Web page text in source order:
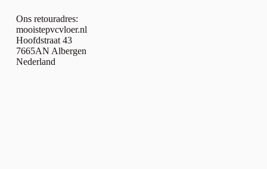
Ons retouradres:
mooistepvcvloer.nl
Hoofdstraat 43
7665AN Albergen
Nederland